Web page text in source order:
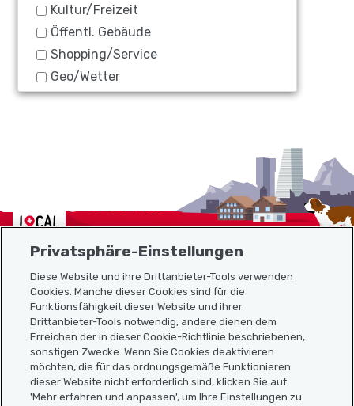
Kultur/Freizeit
Öffentl. Gebäude
Shopping/Service
Geo/Wetter
Localcities
Sitemap
Nützliche Links
Localcities App herunterladen
Privatsphäre-Einstellungen
Diese Website und ihre Drittanbieter-Tools verwenden
Cookies. Manche dieser Cookies sind für die
Funktionsfähigkeit dieser Website und ihrer
Drittanbieter-Tools notwendig, andere dienen dem
Erreichen der in dieser Cookie-Richtlinie beschriebenen,
sonstigen Zwecke. Wenn Sie Cookies deaktivieren
möchten, die für das ordnungsgemäße Funktionieren
dieser Website nicht erforderlich sind, klicken Sie auf
'Mehr erfahren und anpassen', um Ihre Einstellungen zu